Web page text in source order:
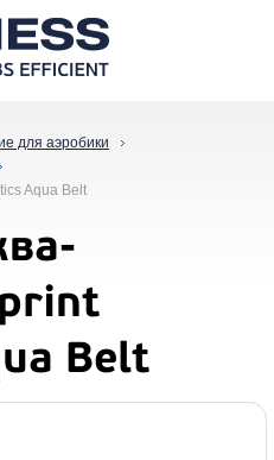
для аэробики
Aqua Belt
Belt